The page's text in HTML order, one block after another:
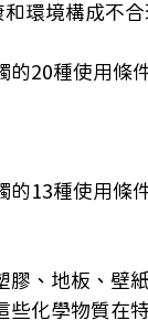
環境構成不合
20種使用條
13種使用條
、地板、壁
化學物質在